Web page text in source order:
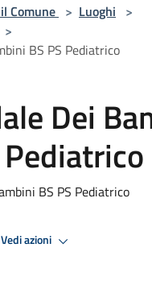
Comune > Luoghi >
>
BS PS Pediatrico
Dei
Pediatrico
BS PS Pediatrico
Vedi azioni